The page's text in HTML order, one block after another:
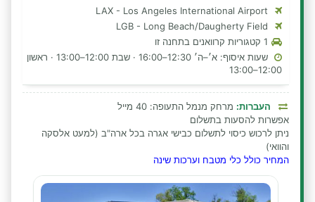
שעות איסוף: א׳–ה׳ 12:30–16:00 · שבת 12:00–13:00 · ראשון
12:00–13:00
העברות: מרחק מנמל התעופה: 40 מייל
אפשרות להסעות בתשלום
ניתן לרכוש כיסוי לתשלום כבישי אגרה בכל ארה"ב (למעט אלסקה
והוואי)
המחיר כולל כלי מטבח וערכות שינה